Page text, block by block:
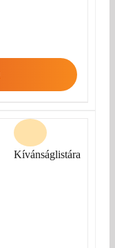
Kívánságlistára